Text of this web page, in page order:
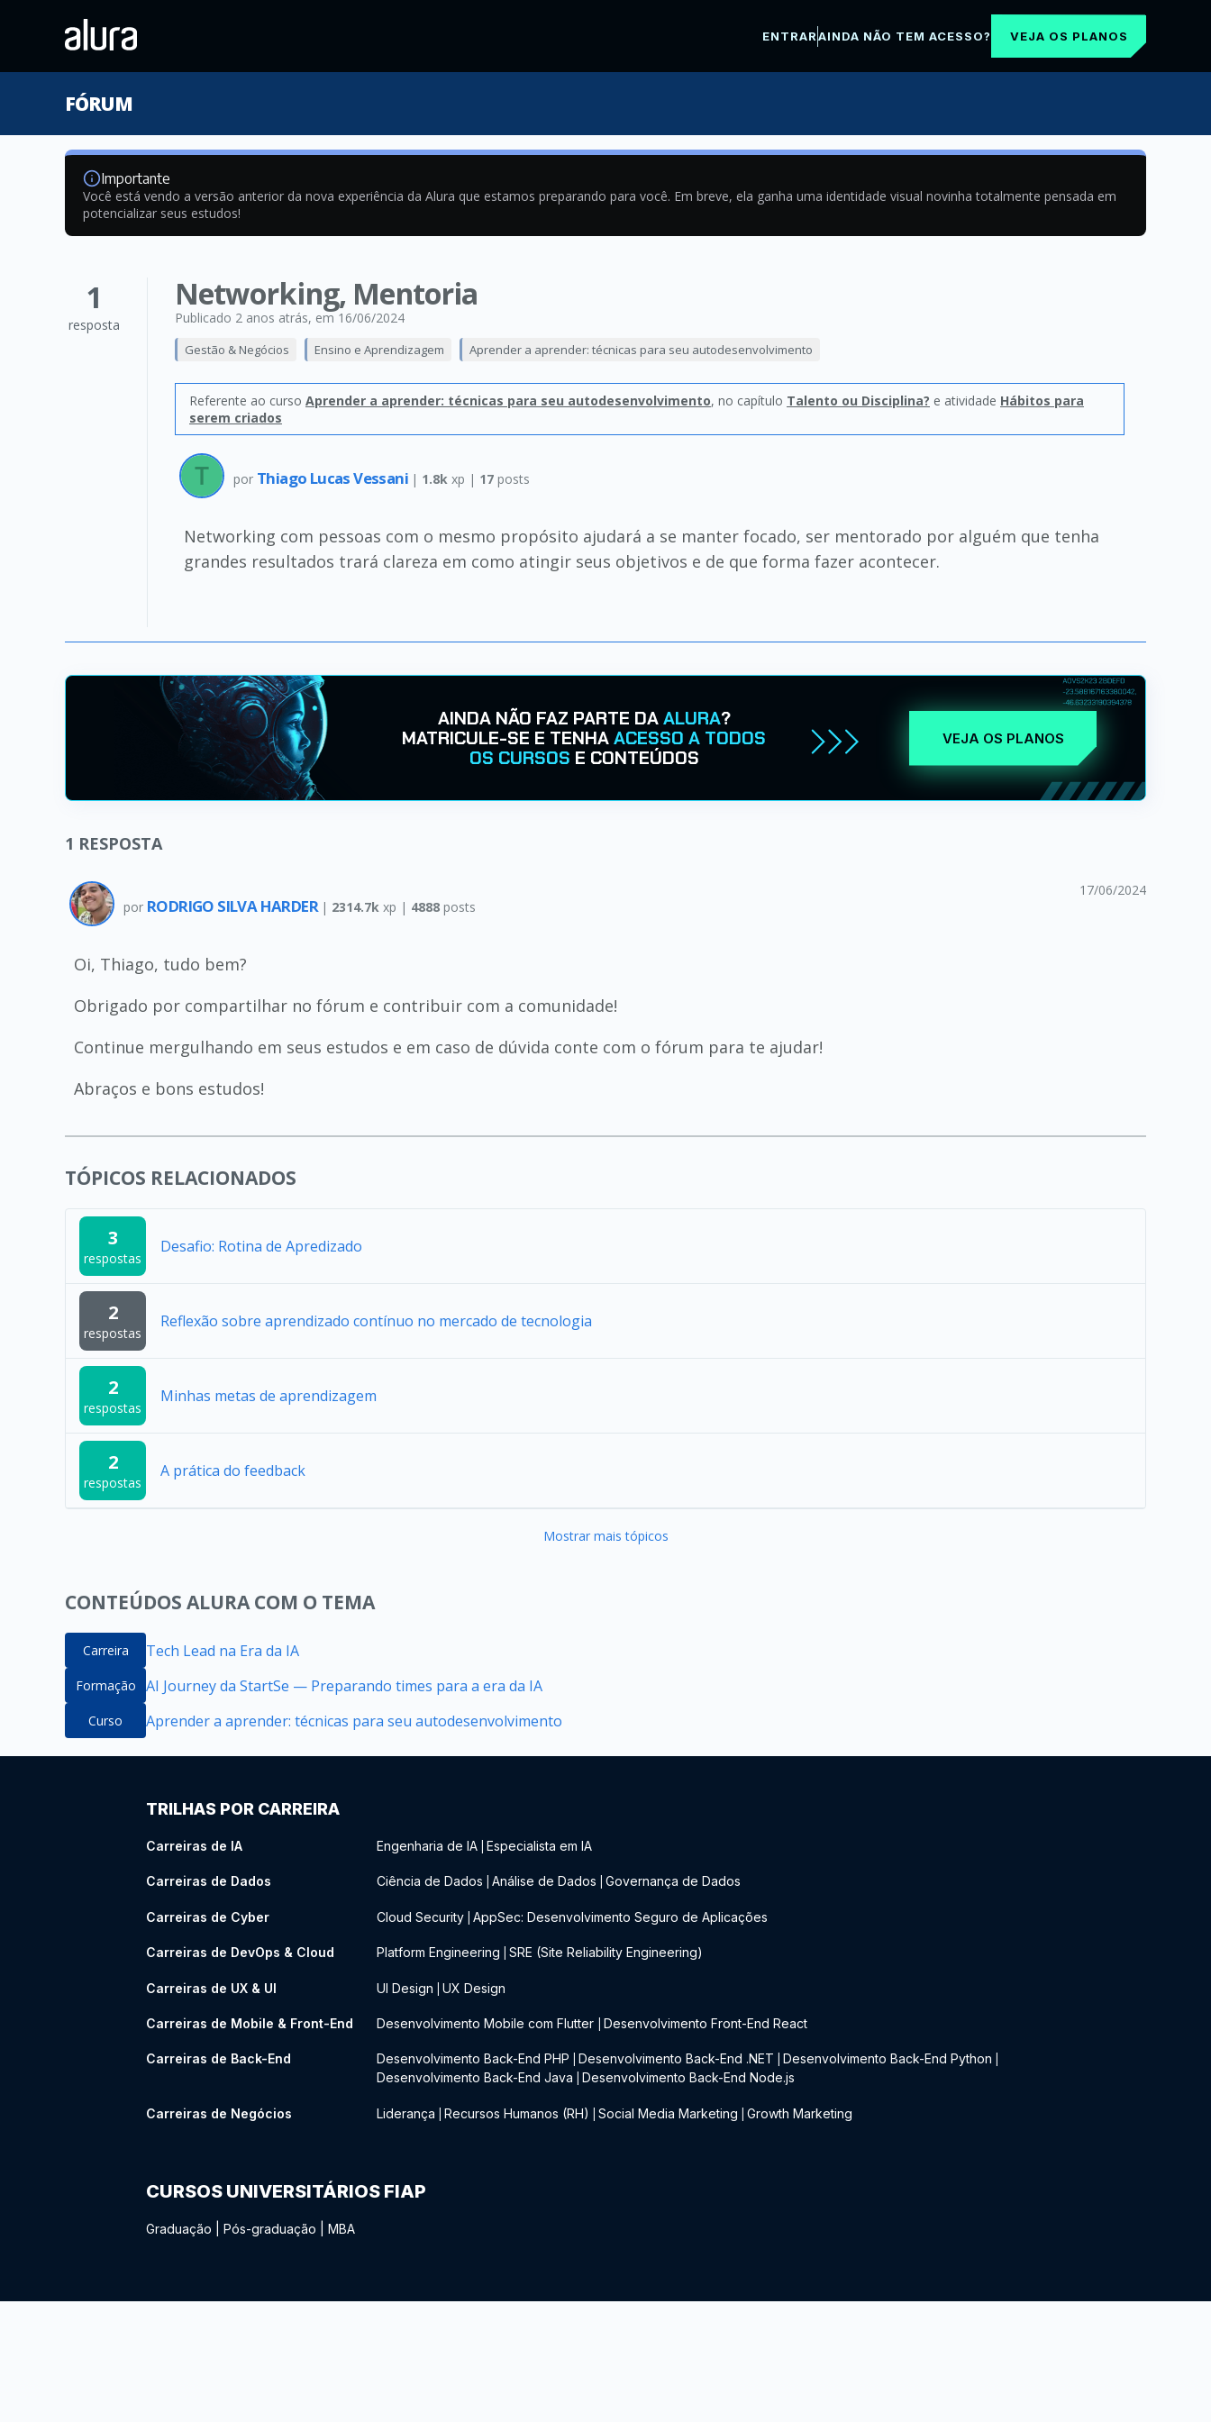
ENTRARAINDA NÃO TEM ACESSO? VEJA OS PLANOS
FÓRUM
Importante
Você está vendo a versão anterior da nova experiência da Alura que estamos preparando para você. Em breve, ela ganha uma identidade visual novinha totalmente pensada em
potencializar seus estudos!
1
resposta
Networking, Mentoria
Publicado 2 anos atrás, em 16/06/2024
Gestão & Negócios Ensino e Aprendizagem Aprender a aprender: técnicas para seu autodesenvolvimento
Referente ao curso Aprender a aprender: técnicas para seu autodesenvolvimento, no capítulo Talento ou Disciplina? e atividade Hábitos para
serem criados
por Thiago Lucas Vessani | 1.8k xp | 17 posts
Networking com pessoas com o mesmo propósito ajudará a se manter focado, ser mentorado por alguém que tenha
grandes resultados trará clareza em como atingir seus objetivos e de que forma fazer acontecer.
AINDA NÃO FAZ PARTE DAALURA?
MATRICULE-SE E TENHAACESSO A TODOS
OS CURSOS E CONTEÚDOS
VEJA OS PLANOS
1 RESPOSTA
por RODRIGO SILVA HARDER | 2314.7k xp | 4888 posts
17/06/2024
Oi, Thiago, tudo bem?
Obrigado por compartilhar no fórum e contribuir com a comunidade!
Continue mergulhando em seus estudos e em caso de dúvida conte com o fórum para te ajudar!
Abraços e bons estudos!
TÓPICOS RELACIONADOS
3
respostas
Desafio: Rotina de Apredizado
2
respostas
Reflexão sobre aprendizado contínuo no mercado de tecnologia
2
respostas
Minhas metas de aprendizagem
2
respostas
A prática do feedback
Mostrar mais tópicos
CONTEÚDOS ALURA COM O TEMA
Carreira Tech Lead na Era da IA
Formação AI Journey da StartSe — Preparando times para a era da IA
Curso Aprender a aprender: técnicas para seu autodesenvolvimento
TRILHAS POR CARREIRA
Carreiras de IA Engenharia de IA Especialista em IA
Carreiras de Dados Ciência de Dados Análise de Dados Governança de Dados
Carreiras de Cyber Cloud Security AppSec: Desenvolvimento Seguro de Aplicações
Carreiras de DevOps & Cloud Platform Engineering SRE (Site Reliability Engineering)
Carreiras de UX & UI UI Design UX Design
Carreiras de Mobile & Front-End Desenvolvimento Mobile com Flutter Desenvolvimento Front-End React
Carreiras de Back-End Desenvolvimento Back-End PHP Desenvolvimento Back-End .NET Desenvolvimento Back-End Python
Desenvolvimento Back-End Java Desenvolvimento Back-End Node.js
Carreiras de Negócios Liderança Recursos Humanos (RH) Social Media Marketing Growth Marketing
CURSOS UNIVERSITÁRIOS FIAP
Graduação Pós-graduação MBA